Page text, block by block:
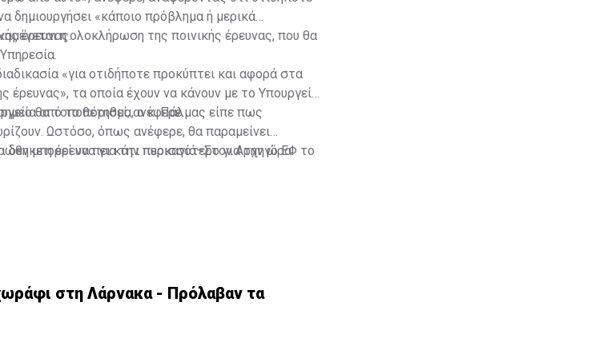
δημιουργήσει «κάποιο πρόβλημα ή μερικά
έρευνας.η ολοκλήρωση της ποινικής έρευνας, που θα
«για οτιδήποτε προκύπτει και αφορά στα
έρευνας», τα οποία έχουν να κάνουν με το Υπουργείο
θα τοποθετηθεί, ανέφερε.
από το πόρισμα, ο κ. Πάλμας είπε πως
Ωστόσο, όπως ανέφερε, θα παραμείνει
μπορεί να πει κάτι περισσότερο για την ώρα.
η έρευνα για την πυρκαγιά–Στον Αρχηγό ΕΦ το
Λάρνακα - Πρόλαβαν τα